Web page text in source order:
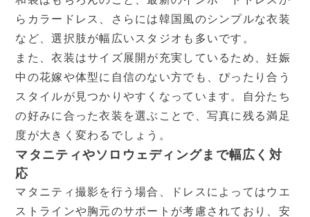
らカラードレス、さらには韓国風のシンプルな衣装
など、選択肢が幅広いスタジオも多いです。
また、衣装はサイズ展開が充実しているため、妊娠
中の花嫁や体型に自信のない方でも、ぴったり合う
スタイルが見つかりやすくなっています。自分たち
の好みに合った衣装を選ぶことで、写真に残る満足
度が大きく変わるでしょう。
マタニティやソロウェディングまで幅広く対
応
マタニティ撮影を行う場合、ドレスによってはウエ
ストラインや胸元のサポートが考慮されており、安